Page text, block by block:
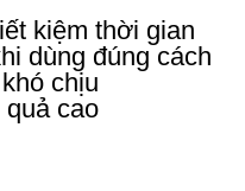
kiệm thời gian
dùng đúng cách
chịu
cao